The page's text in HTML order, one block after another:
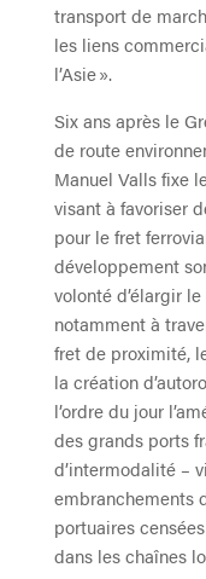
transport de
les liens
l’Asie ».
Six ans après le
de route
Manuel Valls fixe
visant à favoriser
pour le fret
développement
volonté d’élargir
notamment à
fret de proximité,
la création
l’ordre du jour
des grands ports
d’intermodalité –
embranchements
portuaires
dans les chaînes